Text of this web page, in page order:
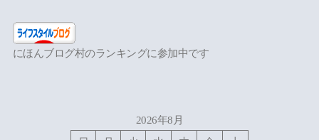
にほんブログ村のランキングに参加中です
2026年8月